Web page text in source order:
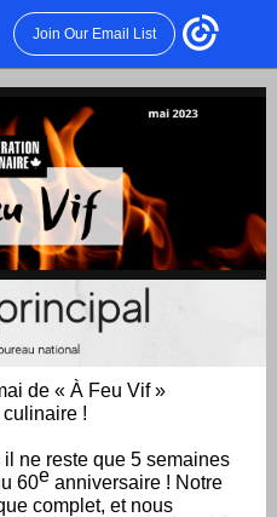
Join Our Email List
de « À Feu Vif »
culinaire !
ne reste que 5 semaines
60e anniversaire ! Notre
complet, et nous